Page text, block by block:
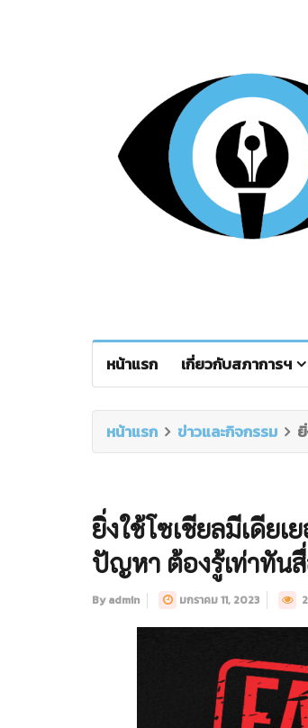
หน้าแรก เกี่ยวกับสภาการฯ
หน้าแรก ข่าวและกิจกรรม
ยิ่งใช้โซเชียลมีเดีย
ปัญหา ต้องรู้เท่าทัน
By admin มกราคม 11, 2023